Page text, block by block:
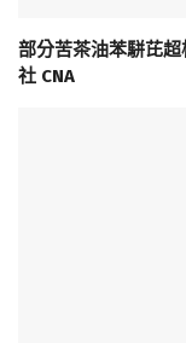
部分苦茶油苯駢芘
社 CNA